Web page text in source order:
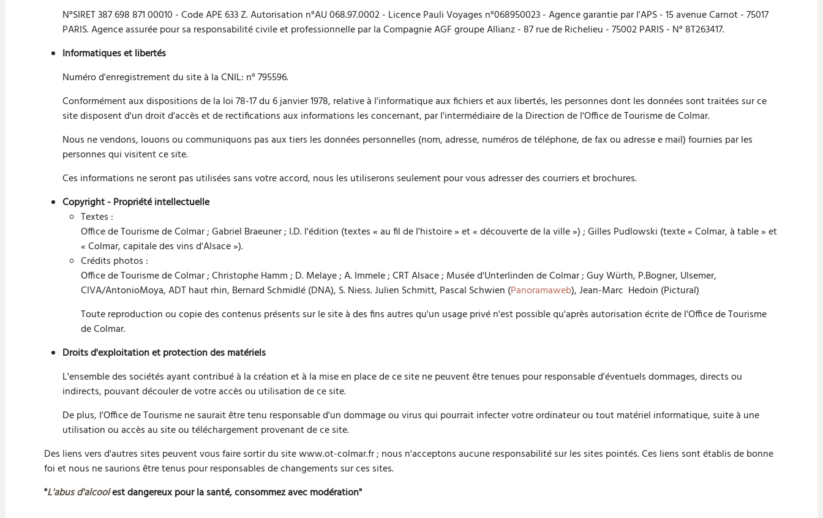
N°SIRET 387 698 871 00010 - Code APE 633 Z. Autorisation n°AU 068.97.0002 - Licence Pauli Voyages n°068950023 - Agence garantie par l'APS - 15 avenue Carnot - 75017
PARIS. Agence assurée pour sa responsabilité civile et professionnelle par la Compagnie AGF groupe Allianz - 87 rue de Richelieu - 75002 PARIS - N° 8T263417.
Informatiques et libertés
Numéro d'enregistrement du site à la CNIL: n° 795596.
Conformément aux dispositions de la loi 78-17 du 6 janvier 1978, relative à l'informatique aux fichiers et aux libertés, les personnes dont les données sont traitées sur ce
site disposent d'un droit d'accès et de rectifications aux informations les concernant, par l'intermédiaire de la Direction de l'Office de Tourisme de Colmar.
Nous ne vendons, louons ou communiquons pas aux tiers les données personnelles (nom, adresse, numéros de téléphone, de fax ou adresse e mail) fournies par les
personnes qui visitent ce site.
Ces informations ne seront pas utilisées sans votre accord, nous les utiliserons seulement pour vous adresser des courriers et brochures.
Copyright - Propriété intellectuelle
Textes :
Office de Tourisme de Colmar ; Gabriel Braeuner ; I.D. l'édition (textes « au fil de l'histoire » et « découverte de la ville ») ; Gilles Pudlowski (texte « Colmar, à table » et
« Colmar, capitale des vins d'Alsace »).
Crédits photos :
Office de Tourisme de Colmar ; Christophe Hamm ; D. Melaye ; A. Immele ; CRT Alsace ; Musée d'Unterlinden de Colmar ; Guy Würth, P.Bogner, Ulsemer,
CIVA/AntonioMoya, ADT haut rhin, Bernard Schmidlé (DNA), S. Niess. Julien Schmitt, Pascal Schwien (Panoramaweb), Jean-Marc Hedoin (Pictural)
Toute reproduction ou copie des contenus présents sur le site à des fins autres qu'un usage privé n'est possible qu'après autorisation écrite de l'Office de Tourisme
de Colmar.
Droits d'exploitation et protection des matériels
L'ensemble des sociétés ayant contribué à la création et à la mise en place de ce site ne peuvent être tenues pour responsable d'éventuels dommages, directs ou
indirects, pouvant découler de votre accès ou utilisation de ce site.
De plus, l'Office de Tourisme ne saurait être tenu responsable d'un dommage ou virus qui pourrait infecter votre ordinateur ou tout matériel informatique, suite à une
utilisation ou accès au site ou téléchargement provenant de ce site.
Des liens vers d'autres sites peuvent vous faire sortir du site www.ot-colmar.fr ; nous n'acceptons aucune responsabilité sur les sites pointés. Ces liens sont établis de bonne
foi et nous ne saurions être tenus pour responsables de changements sur ces sites.
"L'abus d'alcoolest dangereux pour la santé, consommez avec modération"